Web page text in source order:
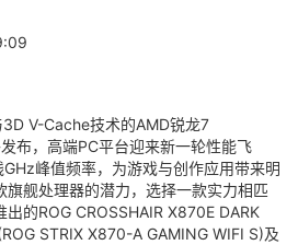
V-Cache技术的AMD锐龙7
布，高端PC平台迎来新一轮性能飞
峰值频率，为游戏与创作应用带来明
旗舰处理器的潜力，选择一款实力相匹
的ROG CROSSHAIR X870E DARK
STRIX X870-A GAMING WIFI S)及